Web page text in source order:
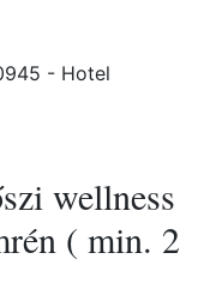
- Hotel
wellness
( min. 2